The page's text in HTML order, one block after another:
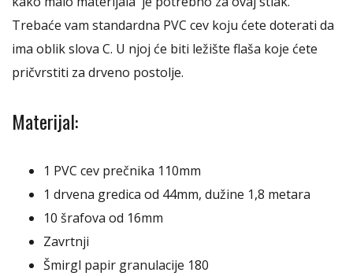
Trebaće vam standardna PVC cev koju ćete doterati da
ima oblik slova C. U njoj će biti ležište flaša koje ćete
pričvrstiti za drveno postolje.
Materijal:
1 PVC cev prečnika 110mm
1 drvena gredica od 44mm, dužine 1,8 metara
10 šrafova od 16mm
Zavrtnji
Šmirgl papir granulacije 180